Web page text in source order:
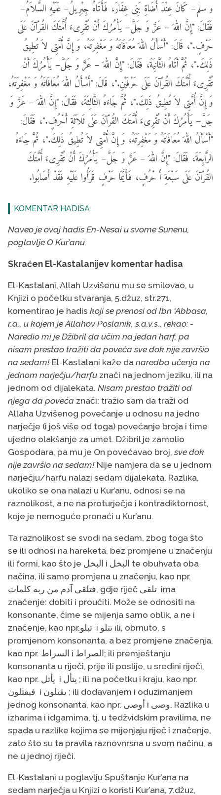
و سلم– كَانَ عِنْدَ أَضَاةِ بَنِى غِفَارَ، فَأَتَاهُ جِبْرِيلُ– عَلَيْهِ السَّلاَمُ–
فَقَالَ: "إِنَّ اللهَ – عَزَّ وَ جَلَّ– يَأْمُرُكَ أَنْ تُقْرِىءَ أُمَّتَكَ القُرْآنَ عَلَى
حَرْفٍ."، قَالَ: "أَسْأَلُ اللهَ مُعَافَاتَهُ وَ مَغْفِرَتَهُ، وَ إِنَّ أُمَّتِى لاَ تُطِيقُ
ذَلِكَ."، ثُمَّ أَتَاهُ الثَّانِيَةَ، فَقَالَ: "إِنَّ اللهَ – عَزَّ وَ جَلَّ– يَأْمُرُكَ أَنْ
تُقْرِىءَ أُمَّتَكَ القُرْآنَ عَلَى حَرْفَيْنِ."، قَالَ: "أَسْأَلُ اللهَ مُعَافَاتَهُ وَ مَغْفِرَتَهُ،
وَ إِنَّ أُمَّتِى لاَ تُطِيقُ ذَلِكَ."، ثُمَّ جَاءَهُ الثَّالِثَةَ، فَقَالَ: "إِنَّ اللهَ – عَزَّ وَ
جَلَّ– يَأْمُرُكَ أَنْ تُقْرِىءَ أُمَّتَكَ القُرْآنَ عَلَى ثَلاَثَةِ أَحْرُفٍ."، فَقَالَ:
"أَسْأَلُ اللهَ مُعَافَاتَهُ وَ مَغْفِرَتَهُ، وَ إِنَّ أُمَّتِى لاَ تُطِيقُ ذَلِكَ."، ثُمَّ جَاءَهُ
الرَّابِعَةَ، فَقَالَ: "إِنَّ اللهَ – عَزَّ وَ جَلَّ– يَأْمُرُكَ أَنْ تُقْرِىءَ أُمَّتَكَ
القُرْآنَ عَلَى سَبْعَةِ أَ حْرُفٍ، فَأَيَّمَا حَرْفٍ قَرَأُوا عَلَيْهِ فَقَدْ أَصَابُوا.
KOMENTAR HADISA
Naveo je ovaj hadis En-Nesai u svome Sunenu,
poglavlje O Kur’anu.
Skraćen El-Kastalanijev komentar hadisa
El-Kastalani, Allah Uzvišenu mu se smilovao, u
Knjizi o početku stvaranja, 5.džuz, str.271,
komentirao je hadis koji se prenosi od Ibn ‘Abbasa,
r.a., u kojem je Allahov Poslanik, s.a.v.s., rekao: -
Naredio mi je Džibril da učim na jedan harf, pa
nisam prestao tražiti da poveća sve dok nije završio
na sedam! El-Kastalani kaže danaredba učenja na
jednom narječju/harfu znači na jednom jeziku, ili na
jednom od dijalekata. Nisam prestao tražiti od
njega da poveća znači: tražio sam da traži od
Allaha Uzvišenog povećanje u odnosu na jedno
narječje (i još više od toga) povećanje broja i time
ujedno olakšanje za umet. Džibril je zamolio
Gospodara, pa mu je On povećavao broj,sve dok
nije završio na sedam! Nije namjera da se u jednom
narječju/harfu nalazi sedam dijalekata. Razlika,
ukoliko se ona nalazi u Kur’anu, odnosi se na
raznolikost, a ne na proturječje i kontradiktornost,
koje je nemoguće pronaći u Kur’anu.
Ta raznolikost se svodi na sedam, zbog toga što
se ili odnosi na hareketa, bez promjene u značenju
ili formi, kao što je البخل i البخل te obuhvata oba
načina, ili samo promjena u značenju, kao npr.
فتلقى آدم من ربه كلمات, gdje riječ تلقى ima
značenje: dobiti i proučiti. Može se odnositi na
konsonante, čime se mijenja samo oblik, a ne i
značenje, kao npr.تبلو i تتلو ili, obrnuto, s
promjenom konsonanta, a bez promjene značenja,
kao npr. السراط i الصراط; ili premještanju
konsonanta u riječi, prije ili poslije, u sredini riječi,
kao npr. يأتل i يتأل ; ili na početku i kraju, kao npr.
فيقتلون i يقتلون ; ili dodavanjem i oduzimanjem
jednog konsonanta, kao npr. أوصى i وصى. Razlika u
izharima i idgamima, tj. u tedžvidskim pravilima, ne
spada u razlike kojima se mijenjaju riječ i značenje,
zato što su ta pravila raznovnrsna u svom načinu, a
ne u jednoj riječi.
El-Kastalani u poglavlju Spuštanje Kur’ana na
sedam narječja u Knjizi o koristi Kur’ana, 7.džuz,